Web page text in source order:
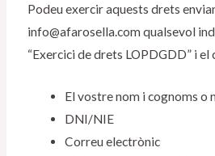
Podeu exercir aquests drets
info@afarosella.com qualsevol
“Exercici de drets LOPDGDD” i
El vostre nom i cognoms o
DNI/NIE
Correu electrònic